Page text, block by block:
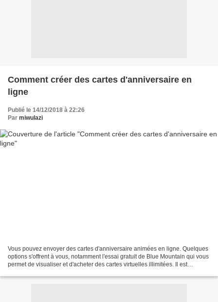
Comment créer des cartes d'anniversaire en
ligne
Publié le 14/12/2018 à 22:26
Par miwulazi
Vous pouvez envoyer des cartes d'anniversaire animées en ligne. Quelques
options s'offrent à vous, notamment l'essai gratuit de Blue Mountain qui vous
permet de visualiser et d'acheter des cartes virtuelles illimitées. Il est